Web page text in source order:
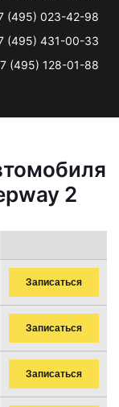
(495) 023-42-98
(495) 431-00-33
(495) 128-01-88
2
Записаться
Записаться
Записаться